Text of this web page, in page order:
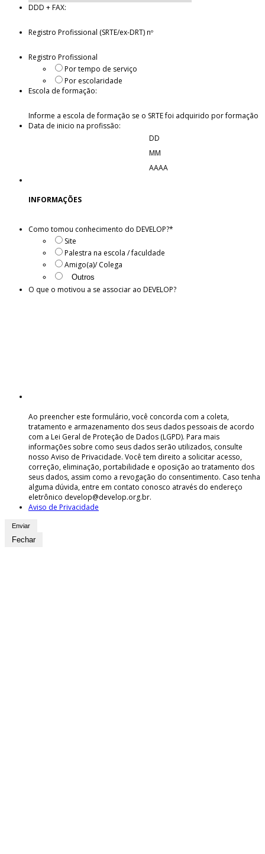
DDD + FAX:
Registro Profissional (SRTE/ex-DRT) nº
Registro Profissional
Por tempo de serviço
Por escolaridade
Escola de formação:
Informe a escola de formação se o SRTE foi adquirido por formação
Data de inicio na profissão:
DD
MM
AAAA
INFORMAÇÕES
Como tomou conhecimento do DEVELOP?*
Site
Palestra na escola / faculdade
Amigo(a)/ Colega
O que o motivou a se associar ao DEVELOP?
Ao preencher este formulário, você concorda com a coleta,
tratamento e armazenamento dos seus dados pessoais de acordo
com a Lei Geral de Proteção de Dados (LGPD). Para mais
informações sobre como seus dados serão utilizados, consulte
nosso Aviso de Privacidade. Você tem direito a solicitar acesso,
correção, eliminação, portabilidade e oposição ao tratamento dos
seus dados, assim como a revogação do consentimento. Caso tenha
alguma dúvida, entre em contato conosco através do endereço
eletrônico develop@develop.org.br.
Aviso de Privacidade
Fechar